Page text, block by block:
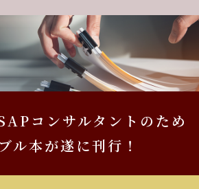
コンサルタントのため
ル本が遂に刊行！